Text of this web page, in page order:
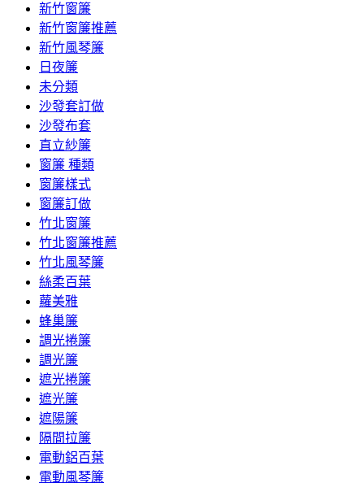
新竹窗簾
新竹窗簾推薦
新竹風琴簾
日夜簾
未分類
沙發套訂做
沙發布套
直立紗簾
窗簾 種類
窗簾樣式
窗簾訂做
竹北窗簾
竹北窗簾推薦
竹北風琴簾
絲柔百葉
蘿美雅
蜂巢簾
調光捲簾
調光簾
遮光捲簾
遮光簾
遮陽簾
隔間拉簾
電動鋁百葉
電動風琴簾